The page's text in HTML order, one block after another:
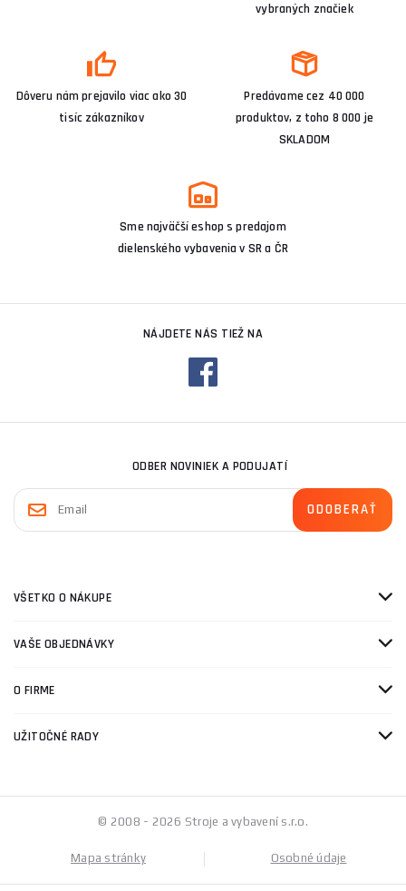
vybraných značiek
Dôveru nám prejavilo viac ako 30
tisíc zákazníkov
Predávame cez 40 000
produktov, z toho 8 000 je
SKLADOM
Sme najväčší eshop s predajom
dielenského vybavenia v SR a ČR
NÁJDETE NÁS TIEŽ NA
ODBER NOVINIEK A PODUJATÍ
VŠETKO O NÁKUPE
VAŠE OBJEDNÁVKY
O FIRME
UŽITOČNÉ RADY
© 2008 - 2026 Stroje a vybavení s.r.o.
Mapa stránky Osobné údaje